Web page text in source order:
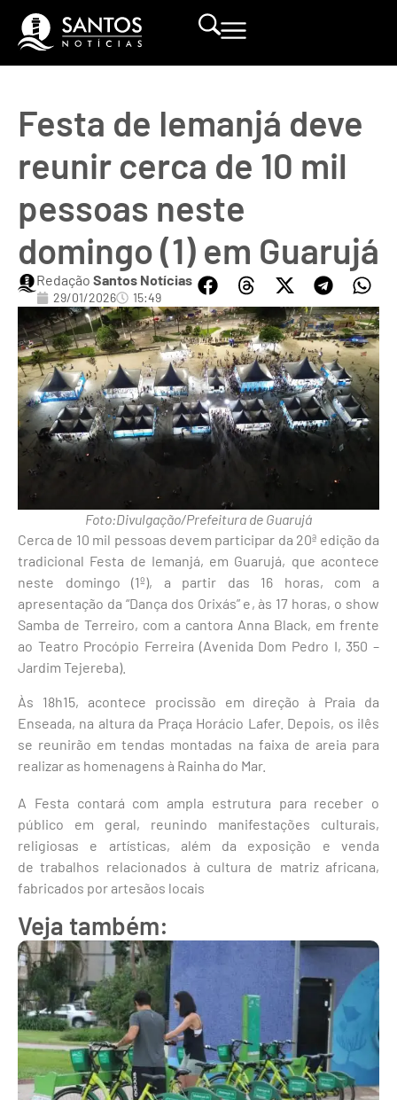
Festa de Iemanjá deve
reunir cerca de 10 mil
pessoas neste
domingo (1) em Guarujá
Redação Santos Notícias
29/01/2026 15:49
Foto:Divulgação/Prefeitura de Guarujá
Cerca de 10 mil pessoas devem participar da 20ª edição da
tradicional Festa de Iemanjá, em Guarujá, que acontece
neste domingo (1º), a partir das 16 horas, com a
apresentação da “Dança dos Orixás” e, às 17 horas, o show
Samba de Terreiro, com a cantora Anna Black, em frente
ao Teatro Procópio Ferreira (Avenida Dom Pedro I, 350 –
Jardim Tejereba).
Às 18h15, acontece procissão em direção à Praia da
Enseada, na altura da Praça Horácio Lafer. Depois, os ilês
se reunirão em tendas montadas na faixa de areia para
realizar as homenagens à Rainha do Mar.
A Festa contará com ampla estrutura para receber o
público em geral, reunindo manifestações culturais,
religiosas e artísticas, além da exposição e venda
de trabalhos relacionados à cultura de matriz africana,
fabricados por artesãos locais
Veja também: